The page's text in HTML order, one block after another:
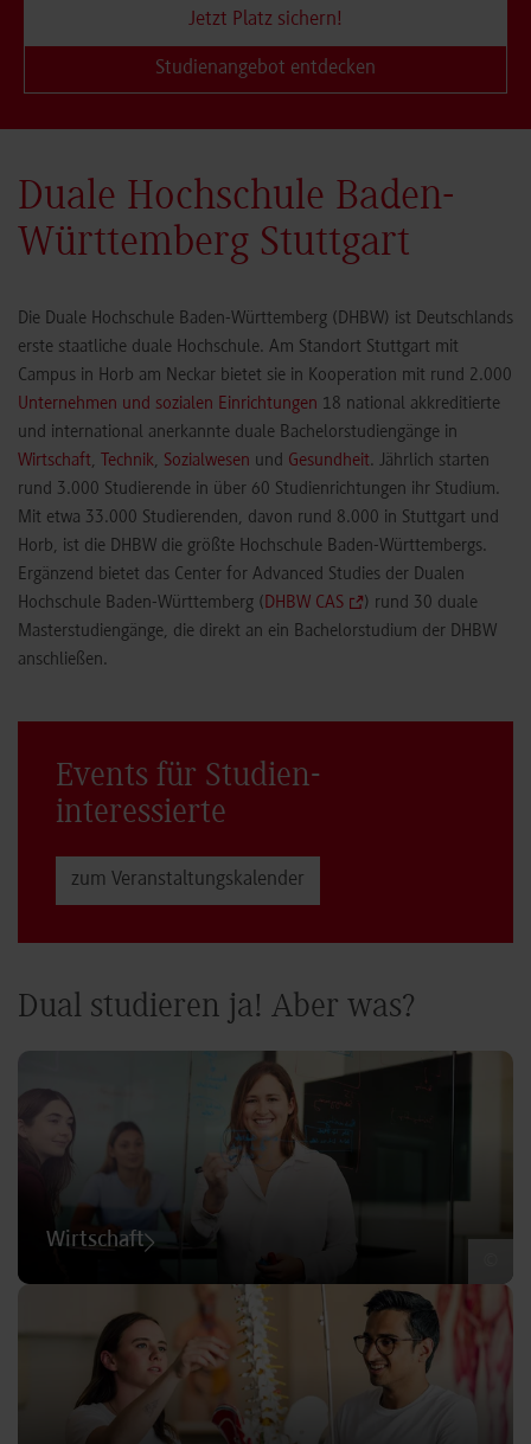
Jetzt Platz sichern!
Studienangebot entdecken
Duale Hochschule Baden-
Württemberg Stuttgart
Die Duale Hochschule Baden-Württemberg (DHBW) ist Deutschlands
erste staatliche duale Hochschule. Am Standort Stuttgart mit
Campus in Horb am Neckar bietet sie in Kooperation mit rund 2.000
Unternehmen und sozialen Einrichtungen 18 national akkreditierte
und international anerkannte duale Bachelorstudiengänge in
Wirtschaft, Technik, Sozialwesen und Gesundheit. Jährlich starten
rund 3.000 Studierende in über 60 Studienrichtungen ihr Studium.
Mit etwa 33.000 Studierenden, davon rund 8.000 in Stuttgart und
Horb, ist die DHBW die größte Hochschule Baden-Württembergs.
Ergänzend bietet das Center for Advanced Studies der Dualen
Hochschule Baden-Württemberg (DHBW CAS
) rund 30 duale
Masterstudiengänge, die direkt an ein Bachelorstudium der DHBW
anschließen.
Events für Studien­
interessierte
zum Veranstaltungs­kalender
Dual studieren ja! Aber was?
Wirtschaft